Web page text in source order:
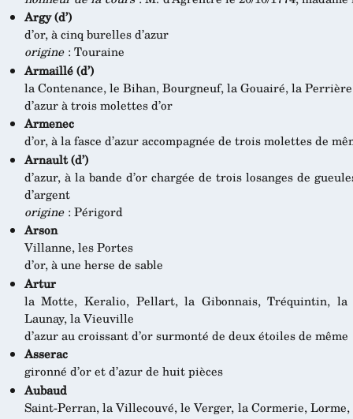
Argy (d’)
d’or, à cinq burelles d’azur
origine: Touraine
Armaillé (d’)
la Contenance, le Bihan, Bourgneuf, la Gouairé, la Perrière
d’azur à trois molettes d’or
Armenec
d’or, à la fasce d’azur accompagnée de trois molettes de
Arnault (d’)
d’azur, à la bande d’or chargée de trois losanges de
d’argent
origine: Périgord
Arson
Villanne, les Portes
d’or, à une herse de sable
Artur
la Motte, Keralio, Pellart, la Gibonnais, Tréquintin,
Launay, la Vieuville
d’azur au croissant d’or surmonté de deux étoiles de même
Asserac
gironné d’or et d’azur de huit pièces
Aubaud
Saint-Perran, la Villecouvé, le Verger, la Cormerie,